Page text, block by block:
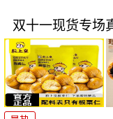
双十一现货专场